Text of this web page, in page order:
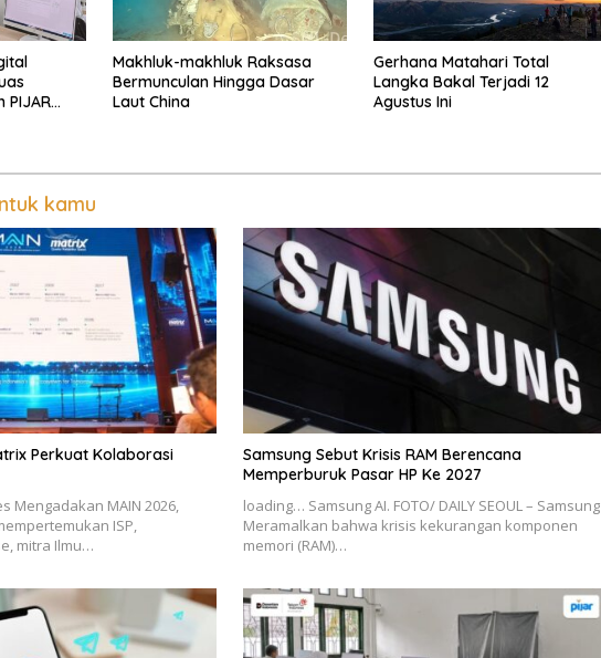
PIJAR
Makhluk-makhluk Raksasa
Bermunculan Hingga Dasar
Laut China
Gerhana Matahari Total
Langka Bakal Terjadi 12
Agustus Ini
kamu
Perkuat Kolaborasi
Mengadakan MAIN 2026,
ISP,
mitra Ilmu…
Samsung Sebut Krisis RAM Berencana
Memperburuk Pasar HP Ke 2027
loading… Samsung AI. FOTO/ DAILY SEOUL – Samsung
Meramalkan bahwa krisis kekurangan komponen
memori (RAM)…